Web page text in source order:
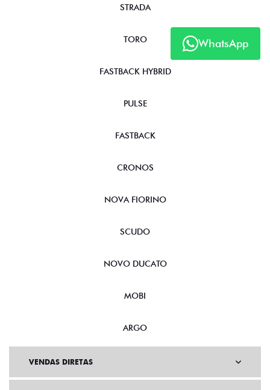
WhatsApp
STRADA
TORO
FASTBACK HYBRID
PULSE
FASTBACK
CRONOS
NOVA FIORINO
SCUDO
NOVO DUCATO
MOBI
ARGO
VENDAS DIRETAS